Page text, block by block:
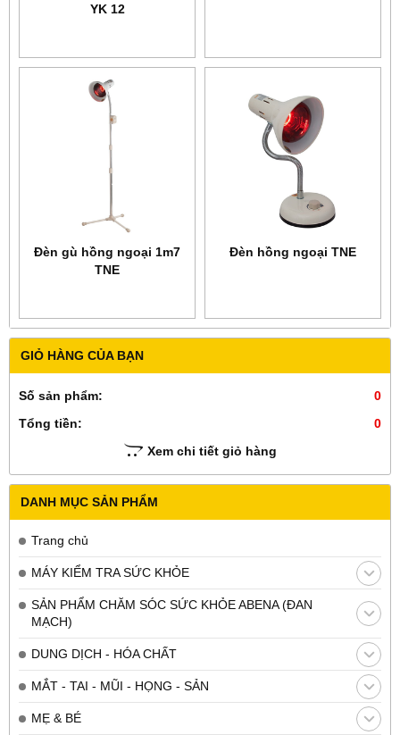
GIỎ HÀNG CỦA BẠN
Số sản phẩm:
0
Tổng tiền:
0
Xem chi tiết giỏ hàng
DANH MỤC SẢN PHẨM
Trang chủ
MÁY KIỂM TRA SỨC KHỎE
SẢN PHẨM CHĂM SÓC SỨC KHỎE ABENA (ĐAN
MẠCH)
DUNG DỊCH - HÓA CHẤT
MẮT - TAI - MŨI - HỌNG - SẢN
MẸ & BÉ
YK 12
Đèn gù hồng ngoại 1m7
TNE
Đèn hồng ngoại TNE